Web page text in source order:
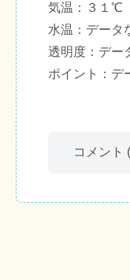
気温：３１℃
水温：データ
透明度：デー
ポイント：デ
コメント